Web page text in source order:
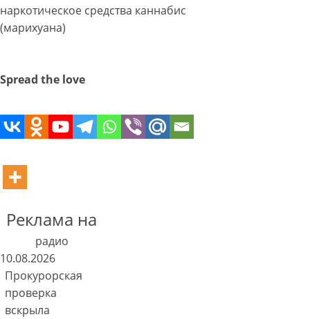
наркотическое средства каннабис
(марихуана)
Spread the love
Реклама на
радио
10.08.2026
Прокурорская
проверка
вскрыла